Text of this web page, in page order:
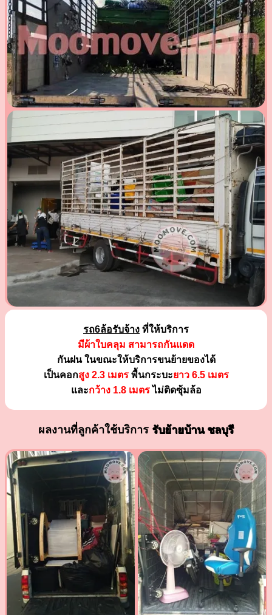
รถ6ล้อรับจ้าง ที่ให้บริการ
มีผ้าใบคลุม สามารถกันแดด
กันฝน ในขณะให้บริการขนย้ายของได้
เป็นคอกสูง 2.3 เมตรพื้นกระบะยาว 6.5 เมตร
และกว้าง 1.8 เมตรไม่ติดซุ้มล้อ
ผลงานที่ลูกค้าใช้บริการ รับย้ายบ้าน ชลบุรี